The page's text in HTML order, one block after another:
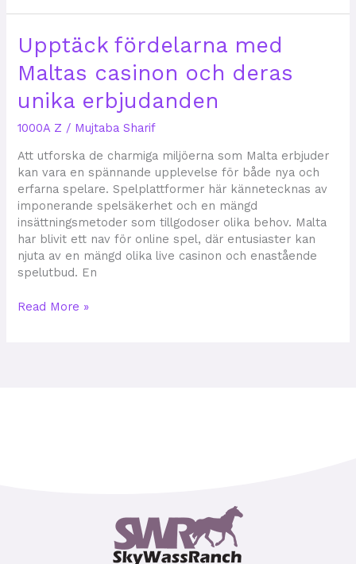
Upptäck fördelarna med
Maltas casinon och deras
unika erbjudanden
1000A Z / Mujtaba Sharif
Att utforska de charmiga miljöerna som Malta erbjuder
kan vara en spännande upplevelse för både nya och
erfarna spelare. Spelplattformer här kännetecknas av
imponerande spelsäkerhet och en mängd
insättningsmetoder som tillgodoser olika behov. Malta
har blivit ett nav för online spel, där entusiaster kan
njuta av en mängd olika live casinon och enastående
spelutbud. En
Upptäck
fördelarna
med
Maltas
casinon
och
unika
erbjudanden
Read More »